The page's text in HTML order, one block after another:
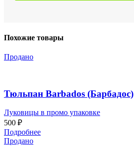
Похожие товары
Продано
Тюльпан Barbados (Барбадос)
Луковицы в промо упаковке
500 ₽
Подробнее
Продано